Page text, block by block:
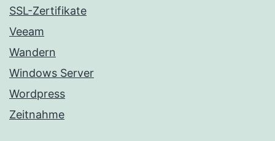
SSL-Zertifikate
Veeam
Wandern
Windows Server
Wordpress
Zeitnahme